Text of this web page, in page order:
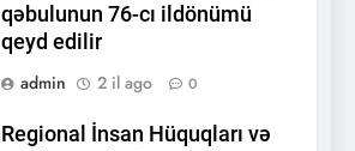
qəbulunun 76-cı ildönümü
qeyd edilir
admin
2 il ago 0
Regional İnsan Hüquqları və